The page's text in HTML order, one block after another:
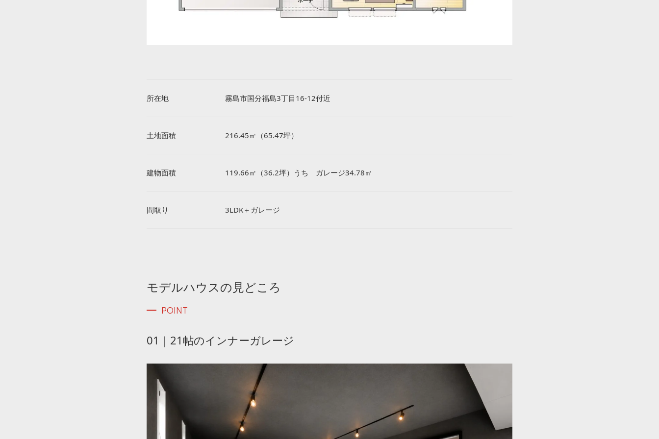
所在地 霧島市国分福島3丁目16-12付近
土地面積 216.45㎡（65.47坪）
建物面積 119.66㎡（36.2坪）うち ガレージ34.78㎡
間取り 3LDK＋ガレージ
モデルハウスの見どころ
POINT
01｜21帖のインナーガレージ